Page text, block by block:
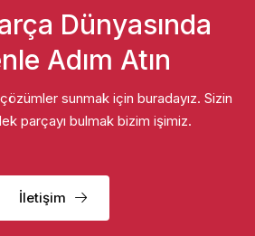
Dünyasında
Adım Atın
sunmak için buradayız. Sizin
parçayı bulmak bizim işimiz.
İletişim